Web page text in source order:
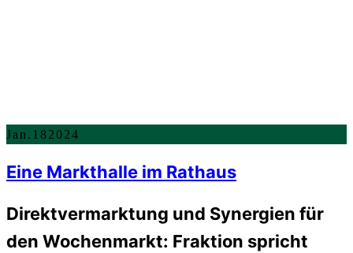
Jan. 182024
Eine Markthalle im Rathaus
Direktvermarktung und Synergien für
den Wochenmarkt: Fraktion spricht